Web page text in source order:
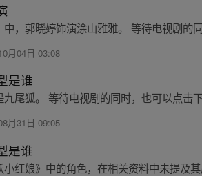
，郭晓婷饰演涂山雅雅。 等待电视剧的
月04日 03:08
是谁
尾狐。 等待电视剧的同时，也可以点击
月31日 09:05
是谁
小红娘》中的角色，在相关资料中未提及